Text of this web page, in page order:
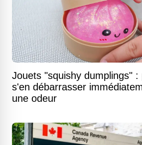
Jouets "squishy dumplings"
s'en débarrasser
une odeur